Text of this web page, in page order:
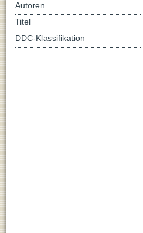
Autoren
Titel
DDC-Klassifikation